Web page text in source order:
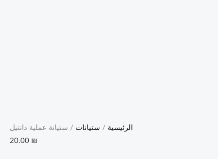
الرئيسية / ستيانات / ستيانة عملية دانتيل
20.00 ₪